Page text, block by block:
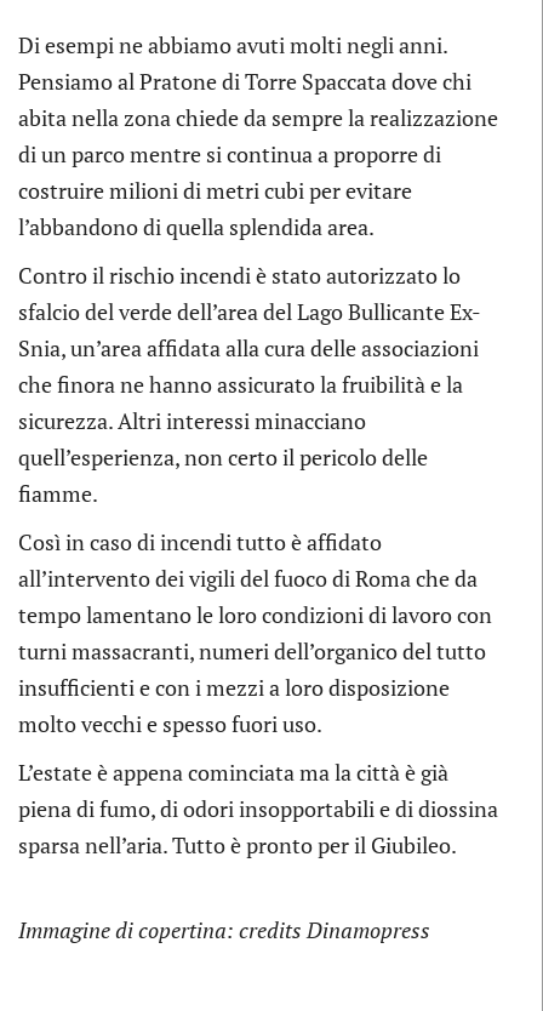
Di esempi ne abbiamo avuti molti negli anni.
Pensiamo al Pratone di Torre Spaccata dove chi
abita nella zona chiede da sempre la realizzazione
di un parco mentre si continua a proporre di
costruire milioni di metri cubi per evitare
l’abbandono di quella splendida area.
Contro il rischio incendi è stato autorizzato lo
sfalcio del verde dell’area del Lago Bullicante Ex-
Snia, un’area affidata alla cura delle associazioni
che finora ne hanno assicurato la fruibilità e la
sicurezza. Altri interessi minacciano
quell’esperienza, non certo il pericolo delle
fiamme.
Così in caso di incendi tutto è affidato
all’intervento dei vigili del fuoco di Roma che da
tempo lamentano le loro condizioni di lavoro con
turni massacranti, numeri dell’organico del tutto
insufficienti e con i mezzi a loro disposizione
molto vecchi e spesso fuori uso.
L’estate è appena cominciata ma la città è già
piena di fumo, di odori insopportabili e di diossina
sparsa nell’aria. Tutto è pronto per il Giubileo.
Immagine di copertina: credits Dinamopress